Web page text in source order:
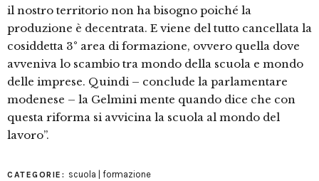
il nostro territorio non ha bisogno poiché la
produzione è decentrata. E viene del tutto cancellata la
cosiddetta 3° area di formazione, ovvero quella dove
avveniva lo scambio tra mondo della scuola e mondo
delle imprese. Quindi – conclude la parlamentare
modenese – la Gelmini mente quando dice che con
questa riforma si avvicina la scuola al mondo del
lavoro”.
CATEGORIE: scuola | formazione